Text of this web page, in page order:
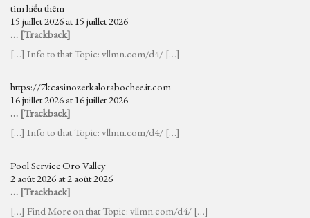
tìm hiểu thêm
15 juillet 2026 at 15 juillet 2026
… [Trackback]
[…] Info to that Topic: vllmn.com/d4/ […]
https://7kcasinozerkalorabochee.it.com
16 juillet 2026 at 16 juillet 2026
… [Trackback]
[…] Info to that Topic: vllmn.com/d4/ […]
Pool Service Oro Valley
2 août 2026 at 2 août 2026
… [Trackback]
[…] Find More on that Topic: vllmn.com/d4/ […]